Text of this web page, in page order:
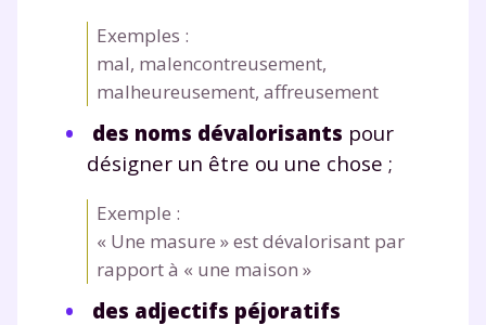
Exemples :
mal, malencontreusement,
malheureusement, affreusement
des noms dévalorisants pour
désigner un être ou une chose ;
Exemple :
« Une masure » est dévalorisant par
rapport à « une maison »
des adjectifs péjoratifs